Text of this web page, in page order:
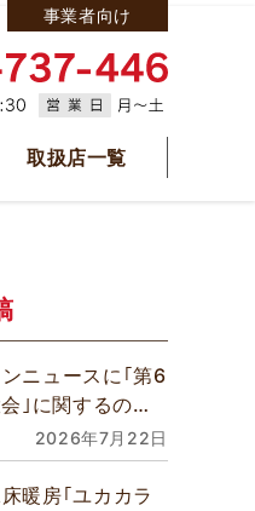
事業者向け
取扱店一覧
ニュースに｢第6
｣に関するの記
ました2026年7月22日
暖房｢ユカカラ